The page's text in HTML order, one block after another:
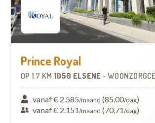
Prince Royal
OP 1.7 KM 1050 ELSENE -
vanaf € 2.585/maand (85,00/dag)
vanaf € 2.151/maand (70,71/dag)